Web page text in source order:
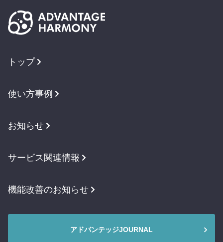
トップ
使い方事例
お知らせ
サービス関連情報
機能改善のお知らせ
アドバンテッジJOURNAL